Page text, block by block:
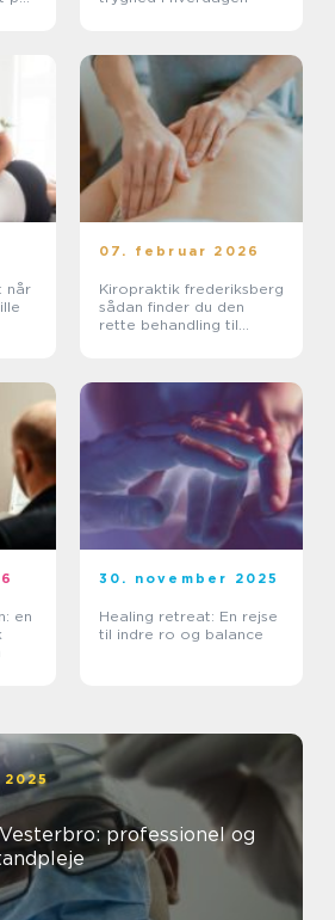
når
07. februar 2026
Kiropraktik frederiksberg
sådan finder du den
rette behandling til
en
30. november 2025
Healing retreat: En rejse
til indre ro og balance
professionel og